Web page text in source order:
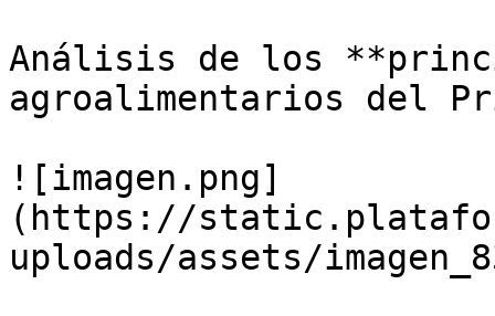
Análisis de los
agroalimentarios del
![imagen.png]
(https://
uploads/assets/